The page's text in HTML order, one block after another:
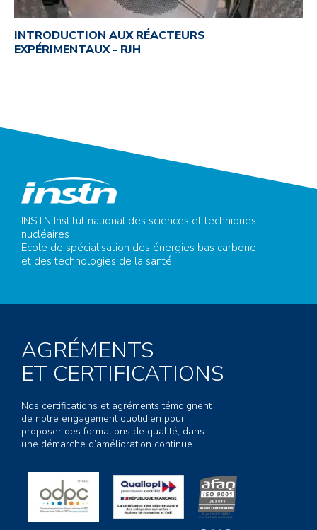
INTRODUCTION AUX RÉACTEURS
EXPÉRIMENTAUX - RJH
INSTN Institut national des sciences et techniques
nucléaires
Ecole de spécialisation des énergies bas carbone
et des technologies de la santé
AGRÉMENTS
ET CERTIFICATIONS
Nos certifications et agréments témoignent
de notre engagement quotidien pour
proposer des formations de qualité, dans
une démarche d’amélioration continue.